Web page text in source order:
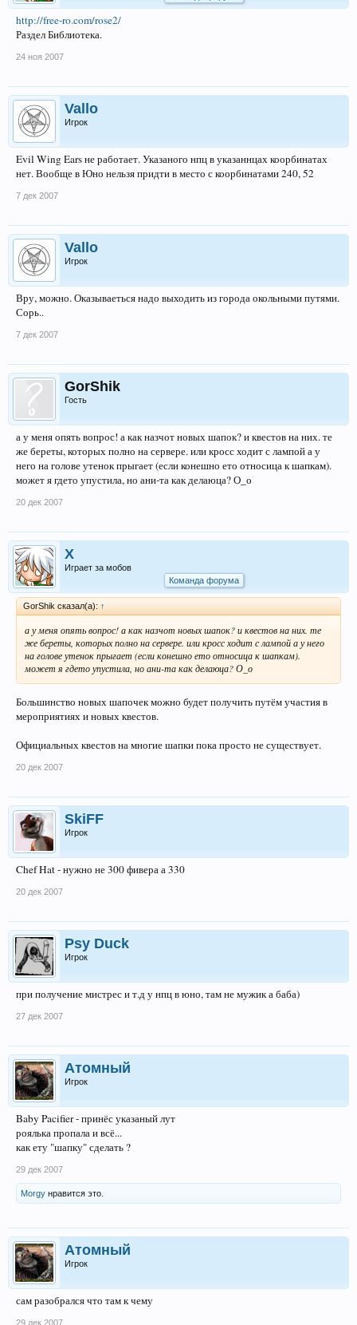
http://free-ro.com/rose2/
Раздел Библиотека.
24 ноя 2007
Vallo
Игрок
Evil Wing Ears не работает. Указаного нпц в указаннцах коорбинатах
нет. Вообще в Юно нельзя придти в место с коорбинатами 240, 52
7 дек 2007
Vallo
Игрок
Вру, можно. Оказываеться надо выходить из города окольными путями.
Сорь..
7 дек 2007
GorShik
Гость
а у меня опять вопрос! а как назчот новых шапок? и квестов на них. те
же береты, которых полно на сервере. или кросс ходит с лампой а у
него на голове утенок прыгает (если конешно ето относица к шапкам).
может я гдето упустила, но ани-та как делаюца? О_о
20 дек 2007
X
Играет за мобов
Команда форума
GorShik сказал(а): ↑
а у меня опять вопрос! а как назчот новых шапок? и квестов на них. те
же береты, которых полно на сервере. или кросс ходит с лампой а у него
на голове утенок прыгает (если конешно ето относица к шапкам).
может я гдето упустила, но ани-та как делаюца? О_о
Большинство новых шапочек можно будет получить путём участия в
мероприятиях и новых квестов.
Официальных квестов на многие шапки пока просто не существует.
20 дек 2007
SkiFF
Игрок
Chef Hat - нужно не 300 фивера а 330
20 дек 2007
Psy Duck
Игрок
при получение мистрес и т.д у нпц в юно, там не мужик а баба)
27 дек 2007
Атомный
Игрок
Baby Pacifier - принёс указаный лут
роялька пропала и всё...
как ету "шапку" сделать ?
29 дек 2007
Morgy нравится это.
Атомный
Игрок
сам разобрался что там к чему
29 дек 2007